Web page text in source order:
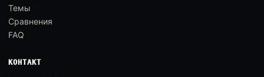
Темы
Сравнения
FAQ
КОНТАКТ